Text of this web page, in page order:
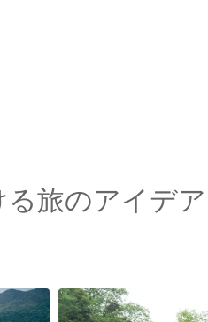
る旅のアイデ